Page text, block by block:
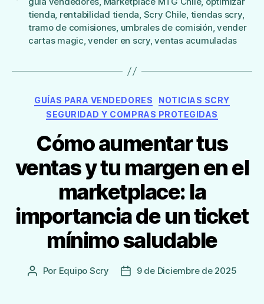
tienda, rentabilidad tienda, Scry Chile, tiendas scry,
tramo de comisiones, umbrales de comisión,vender
cartas magic,vender en scry,ventas acumuladas
Categorías
GUÍAS PARA VENDEDORES
NOTICIAS SCRY
SEGURIDAD Y COMPRAS PROTEGIDAS
Cómo aumentar tus
ventas y tu margen en el
marketplace: la
importancia de un ticket
mínimo saludable
Autor
Por Equipo Scry
Fecha9 de Diciembre de 2025